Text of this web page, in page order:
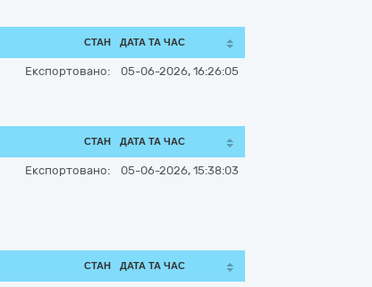
СТАН ДАТА ТА ЧАС
Експортовано: 05-06-2026, 16:26:05
СТАН ДАТА ТА ЧАС
Експортовано: 05-06-2026, 15:38:03
СТАН ДАТА ТА ЧАС